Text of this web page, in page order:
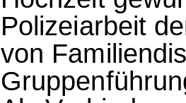
Polizeiarbeit
von